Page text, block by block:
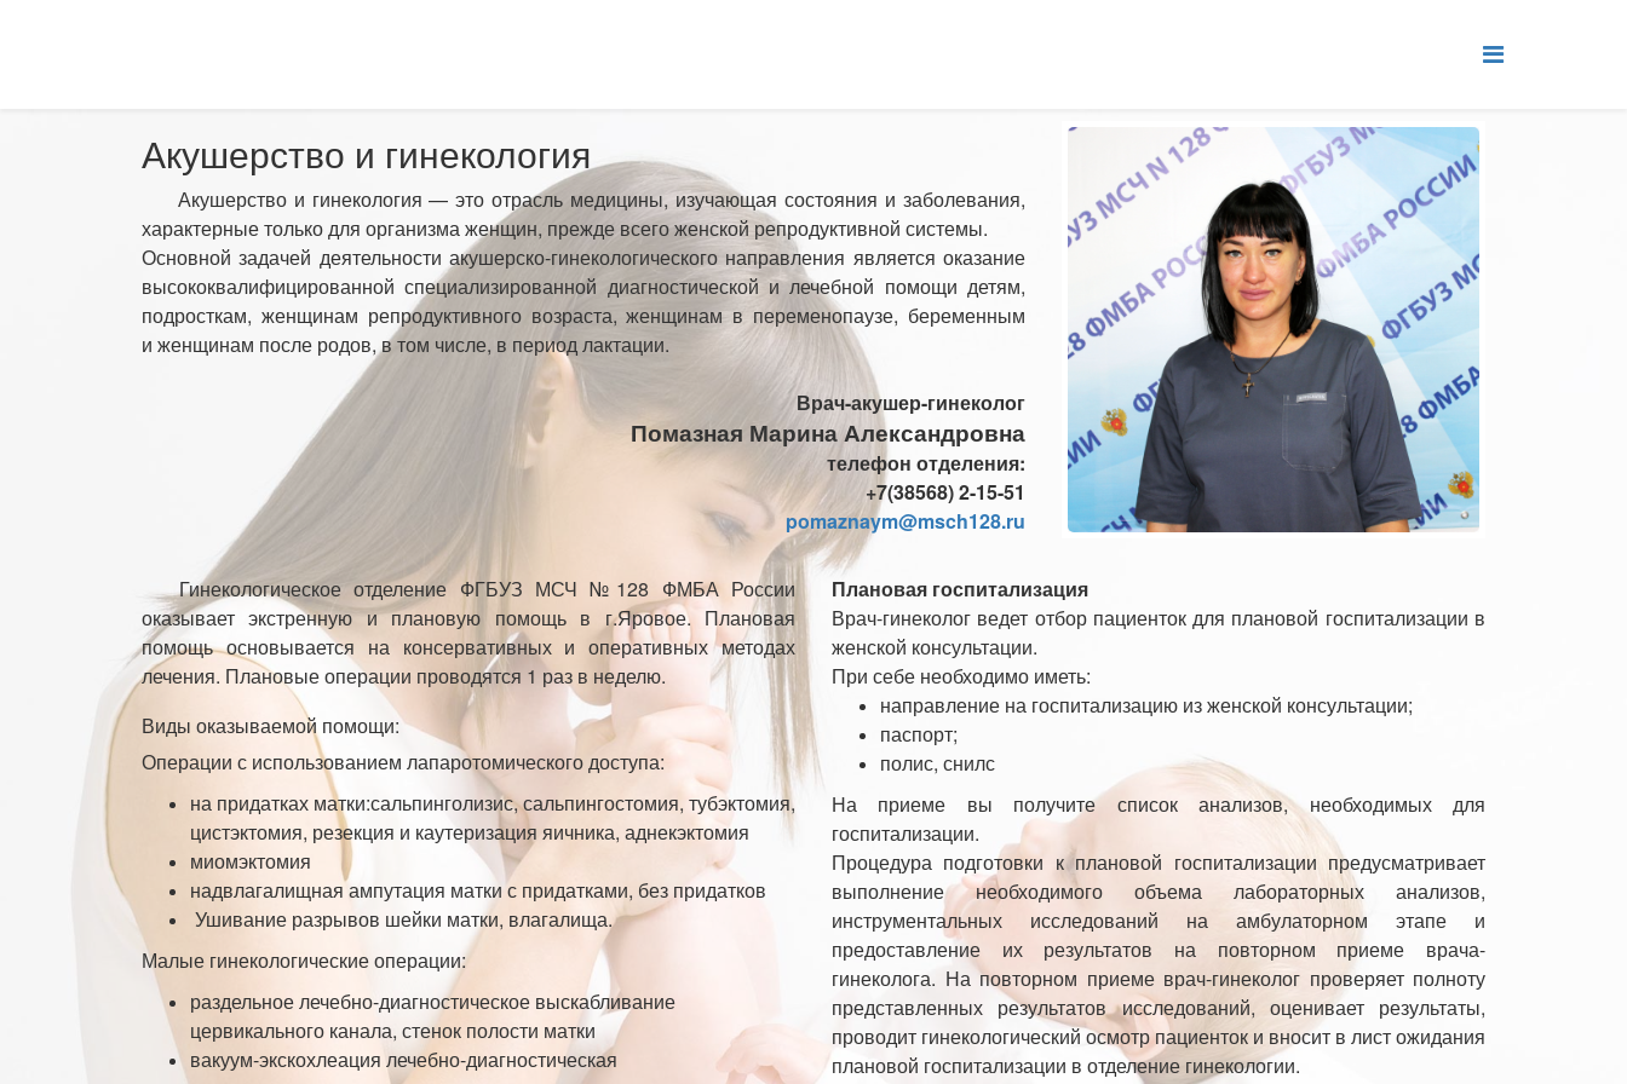
Акушерство и гинекология
Акушерство и гинекология — это отрасль медицины, изучающая состояния и заболевания,
характерные только для организма женщин, прежде всего женской репродуктивной системы.
Основной задачей деятельности акушерско-гинекологического направления является оказание
высококвалифицированной специализированной диагностической и лечебной помощи детям,
подросткам, женщинам репродуктивного возраста, женщинам в переменопаузе, беременным
и женщинам после родов, в том числе, в период лактации.
Врач-акушер-гинеколог
Помазная Марина Александровна
телефон отделения:
+7(38568) 2-15-51
pomaznaym@msch128.ru
Гинекологическое отделение ФГБУЗ МСЧ №128 ФМБА России
оказывает экстренную и плановую помощь в г.Яровое. Плановая
помощь основывается на консервативных и оперативных методах
лечения. Плановые операции проводятся 1 раз в неделю.
Виды оказываемой помощи:
Операции с использованием лапаротомического доступа:
на придатках матки:сальпинголизис, сальпингостомия, тубэктомия,
цистэктомия, резекция и каутеризация яичника, аднекэктомия
миомэктомия
надвлагалищная ампутация матки с придатками, без придатков
Ушивание разрывов шейки матки, влагалища.
Малые гинекологические операции:
раздельное лечебно-диагностическое выскабливание
цервикального канала, стенок полости матки
вакуум-экскохлеация лечебно-диагностическая
Плановая госпитализация
Врач-гинеколог ведет отбор пациенток для плановой госпитализации в
женской консультации.
При себе необходимо иметь:
направление на госпитализацию из женской консультации;
паспорт;
полис, снилс
На приеме вы получите список анализов, необходимых для
госпитализации.
Процедура подготовки к плановой госпитализации предусматривает
выполнение необходимого объема лабораторных анализов,
инструментальных исследований на амбулаторном этапе и
предоставление их результатов на повторном приеме врача-
гинеколога. На повторном приеме врач-гинеколог проверяет полноту
представленных результатов исследований, оценивает результаты,
проводит гинекологический осмотр пациенток и вносит в лист ожидания
плановой госпитализации в отделение гинекологии.